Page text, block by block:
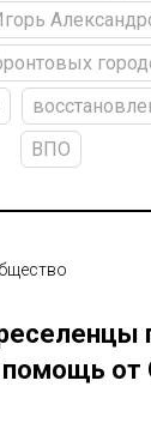
ВПО
помощь от